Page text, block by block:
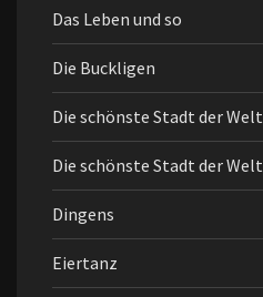
Das Leben und so
Die Buckligen
Die schönste Stadt der Welt
Die schönste Stadt der Welt
Dingens
Eiertanz